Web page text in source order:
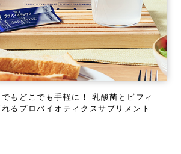
もどこでも手軽に！
乳酸菌とビフィ
るプロバイオティクスサプリメント